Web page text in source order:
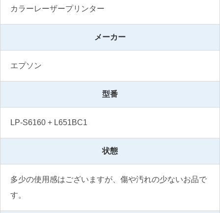
カラーレーザープリンター
メーカー
エプソン
型番
LP-S6160 + L651BC1
状態
多少の使用感はございますが、傷や汚れの少ないお品で
す。